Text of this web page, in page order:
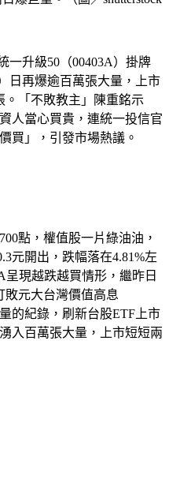
一升級50（00403A）掛牌
日再爆逾百萬張大量，上市
。「不敗教主」陳重銘示
人當心買貴，連統一投信官
買」，引發市場熱議。
點，權值股一片綠油油，
元開出，跌幅落在4.81%左
呈現越跌越買情形，繼昨日
敗元大台灣價值高息
的紀錄，刷新台股ETF上市
入百萬張大量，上市短短兩